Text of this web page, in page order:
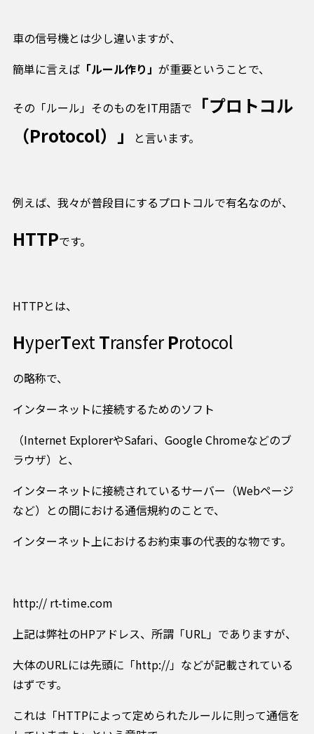
車の信号機とは少し違いますが、
簡単に言えば 「ルール作り」 が重要ということで、
その「ルール」そのものをIT用語で
「プロトコル
（Protocol）」
と言います。
例えば、我々が普段目にするプロトコルで有名なのが、
HTTPです。
HTTPとは、
HyperTextTransfer Protocol
の略称で、
インターネットに接続するためのソフト
（Internet ExplorerやSafari、Google Chromeなどのブ
ラウザ）と、
インターネットに接続されているサーバー（Webページ
など）との間における通信規約のことで、
インターネット上におけるお約束事の代表的な物です。
http:// rt-time.com
上記は弊社のHPアドレス、所謂「URL」でありますが、
大体のURLには先頭に「http://」などが記載されている
はずです。
これは「HTTPによって定められたルールに則って通信を